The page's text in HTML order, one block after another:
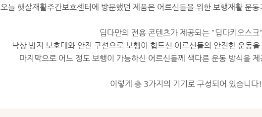
오늘 햇살재활주간보호센터에 방문했던 제품은 어르신들을 위한 보행재활 운
딥다만의 전용 콘텐츠가 제공되는 "딥다키오스크
낙상 방지 보호대와 안전 쿠션으로 보행이 힘드신 어르신들의 안전한 운동
마지막으로 어느 정도 보행이 가능하신 어르신들께 색다른 운동 방식을
이렇게 총 3가지의 기기로 구성되어 있습니다!